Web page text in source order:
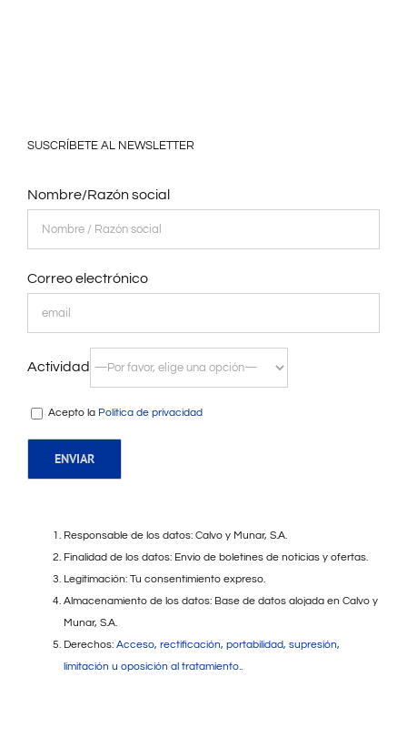
SUSCRÍBETE AL NEWSLETTER
Nombre/Razón social
Correo electrónico
Actividad
Acepto la Política de privacidad
Responsable de los datos: Calvo y Munar, S.A.
Finalidad de los datos: Envío de boletines de noticias y ofertas.
Legitimación: Tu consentimiento expreso.
Almacenamiento de los datos: Base de datos alojada en Calvo y
Munar, S.A.
Derechos: Acceso, rectificación, portabilidad, supresión,
limitación u oposición al tratamiento..